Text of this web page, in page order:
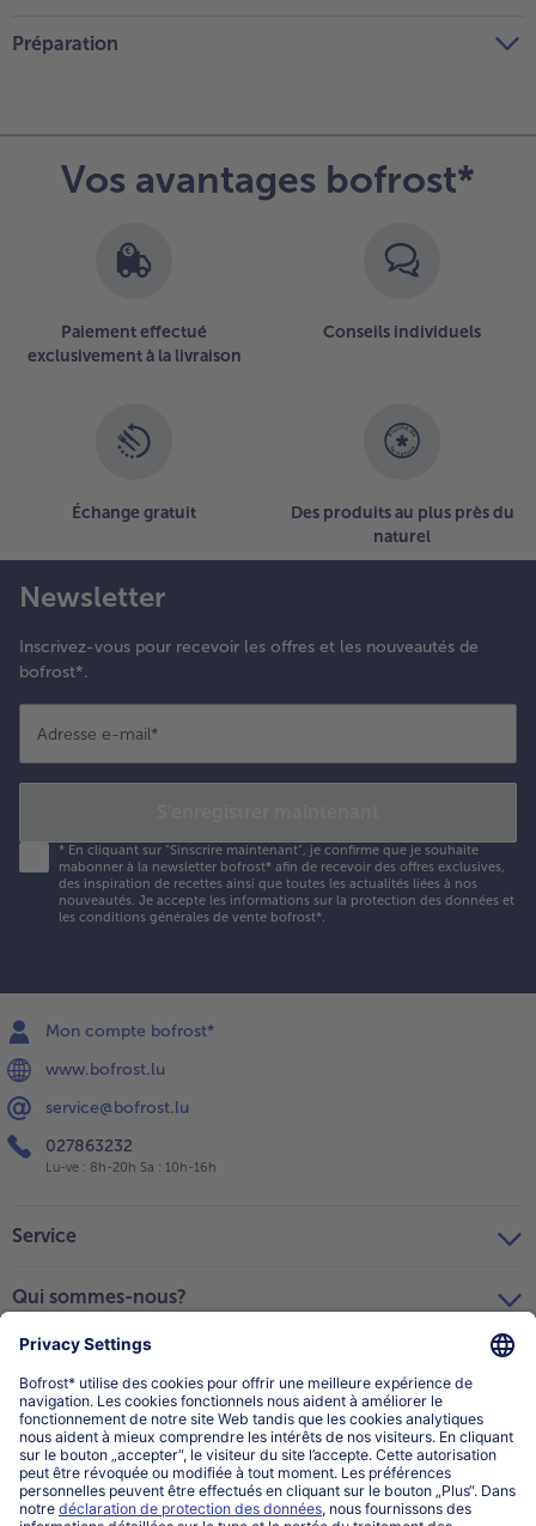
Préparation
Vos avantages bofrost*
Paiement effectué
exclusivement à la livraison
Conseils individuels
Échange gratuit
Des produits au plus près du
naturel
Newsletter
Inscrivez-vous pour recevoir les offres et les nouveautés de
bofrost*.
Adresse e-mail*
* En cliquant sur "Sinscrire maintenant", je confirme que je souhaite
mabonner à la newsletter bofrost* afin de recevoir des offres exclusives,
des inspiration de recettes ainsi que toutes les actualités liées à nos
nouveautés. Je accepte les informations sur la protection des données et
les conditions générales de vente bofrost*.
Mon compte bofrost*
www.bofrost.lu
service@bofrost.lu
027863232
Lu-ve : 8h-20h Sa : 10h-16h
Service
Qui sommes-nous?
Catégories